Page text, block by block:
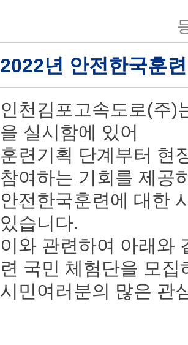
2022년 안전한국훈
인천김포고속도로(주)
을 실시함에 있어
훈련기획 단계부터 현
참여하는 기회를 제공
안전한국훈련에 대한
있습니다.
이와 관련하여 아래와
련 국민 체험단을 모집
시민여러분의 많은 관